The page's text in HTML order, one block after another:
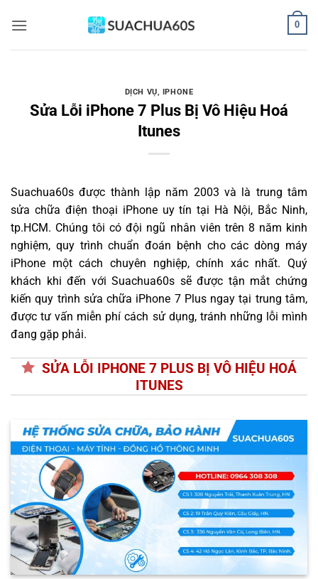
qua
0
DỊCH VỤ, IPHONE
Sửa Lỗi iPhone 7 Plus Bị Vô Hiệu Hoá
Itunes
Suachua60s được thành lập năm 2003 và là trung tâm
sửa chữa điện thoại iPhone uy tín tại Hà Nội, Bắc Ninh,
tp.HCM. Chúng tôi có đội ngũ nhân viên trên 8 năm kinh
nghiệm, quy trình chuẩn đoán bệnh cho các dòng máy
iPhone một cách chuyên nghiệp, chính xác nhất. Quý
khách khi đến với Suachua60s sẽ được tận mắt chứng
kiến quy trình sửa chữa iPhone 7 Plus ngay tại trung tâm,
được tư vấn miễn phí cách sử dụng, tránh những lỗi mình
đang gặp phải.
SỬA LỖI IPHONE 7 PLUS BỊ VÔ HIỆU HOÁ
ITUNES